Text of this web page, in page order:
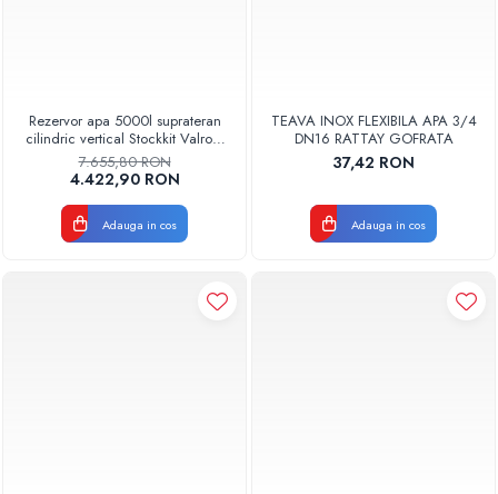
Rezervor apa 5000l suprateran
cilindric vertical Stockkit Valrom
49020150000
7.655,80 RON
4.422,90 RON
Adauga in cos
TEAVA INOX FLEXIBILA APA 3/4
DN16 RATTAY GOFRATA
37,42 RON
Adauga in cos